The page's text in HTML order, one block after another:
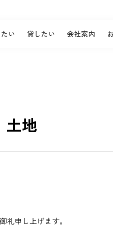
い 貸したい 会社案内
地
礼申し上げます。